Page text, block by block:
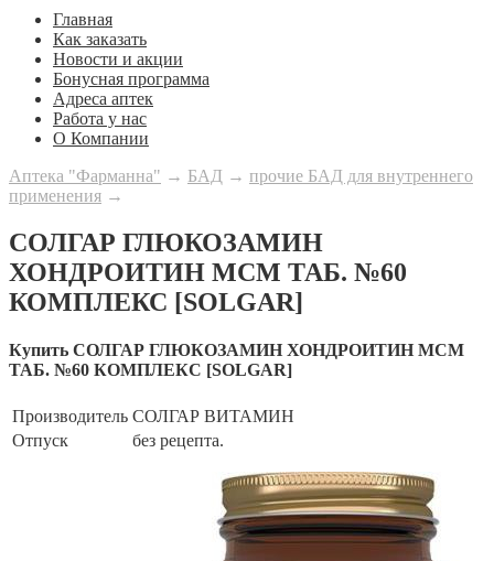
Главная
Как заказать
Новости и акции
Бонусная программа
Адреса аптек
Работа у нас
О Компании
Аптека "Фарманна" → БАД → прочие БАД для внутреннего
применения →
СОЛГАР ГЛЮКОЗАМИН
ХОНДРОИТИН МСМ ТАБ. №60
КОМПЛЕКС [SOLGAR]
Купить СОЛГАР ГЛЮКОЗАМИН ХОНДРОИТИН МСМ
ТАБ. №60 КОМПЛЕКС [SOLGAR]
Производитель СОЛГАР ВИТАМИН
Отпуск
без рецепта.